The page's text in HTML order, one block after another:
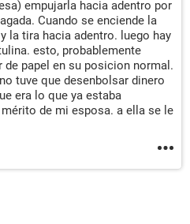
empujarla hacia adentro por
Cuando se enciende la
la tira hacia adentro. luego hay
esto, probablemente
de papel en su posicion normal.
tuve que desenbolsar dinero
era lo que ya estaba
de mi esposa. a ella se le